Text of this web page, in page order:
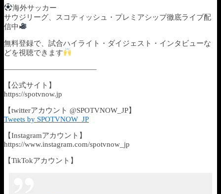
海外サッカー
サウジリーグ、スコティッシュ・プレミアシップ徹底ライブ配
信中
無料登録で、試合ハイライト・ダイジェスト・インタビューな
どを視聴できます
————————————–
【公式サイト】
https://spotvnow.jp​​​​​​​​​​
【twitterアカウント @SPOTVNOW_JP】
Tweets by SPOTVNOW_JP
【Instagramアカウント】
https://www.instagram.com/spotvnow_jp
【TikTokアカウント】